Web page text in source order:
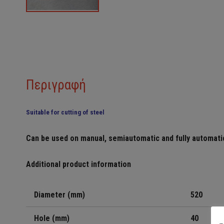
Περιγραφή
Suitable for cutting of steel
Can be used on manual, semiautomatic and fully
Additional product information
Diameter (mm) 520
Hole (mm) 40